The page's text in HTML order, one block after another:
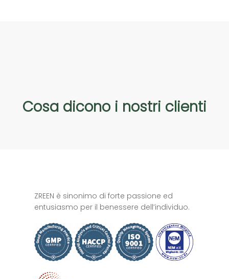
Cosa dicono i nostri clienti
ZREEN è sinonimo di forte passione ed
entusiasmo per il benessere dell’individuo.